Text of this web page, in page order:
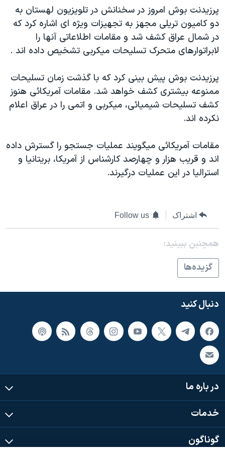
فرهنگ و زندگی
حقوق شهروندی
اقتصادی
اسرائیل در جنگ
گالری عکس
آرشیو پخش زنده
مستندها
انتخابات ریاست جمهوری آمریکا ۲۰۲۴
حمله جمهوری اسلامی به اسرائیل
ورزش زنان در ایران
اعتراضات زن، زندگی، آزادی
مجموعه مستندهای دادخواهی
دادگاه حمید نوری
چهل سال گروگان‌گیری
اسرائیل در جنگ
نرگس محمدی برنده جایزه نوبل صلح
همایش محافظه‌کاران آمریکا «سی‌پک»
سفر پرزیدنت ترامپ به چین
دنبال کنید
زبانهای مختلف
پرزيدنت بوش امروز در سخنانش در تلويزيون لهستان به
دو کاميون تريلی مجهز به تجهيزات ويژه ای اشاره کرد که
در شمال عراق کشف شد و مقامات اطلاعاتی آنها را
لابراتوارهای متحرک تسليحات ميکربی تشخيص داده اند .
پرزيدنت بوش پيش بينی کرد که با گذشت زمان تسليحات
ممنوعه بيشتری کشف خواهد شد. مقامات آمريکائی هنوز
کشف تسليحات شيميائی، ميکربی و اتمی را در عراق اعلام
نکرده اند.
مقامات آمريکائی ميگويند عمليات جستجو را گسترش داده
اند و قريب هزار و چهارصد کارشناس از آمريکا، بريتانيا و
استراليا در اين عمليات درگيرند.
اشتراک Follow us
همچنبن ببینید:
گزيده‌ها
دنبال کنید
در باره ما
خدمات
گوناگون